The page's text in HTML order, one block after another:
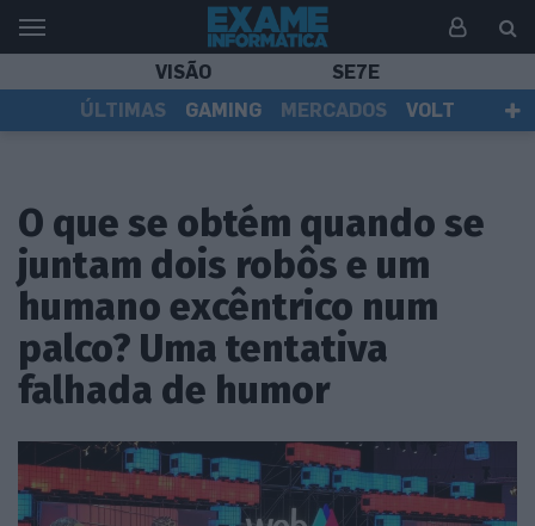
VISÃO
SE7E
ÚLTIMAS
GAMING MERCADOS
VOLT
O que se obtém quando se
juntam dois robôs e um
humano excêntrico num
palco? Uma tentativa
falhada de humor